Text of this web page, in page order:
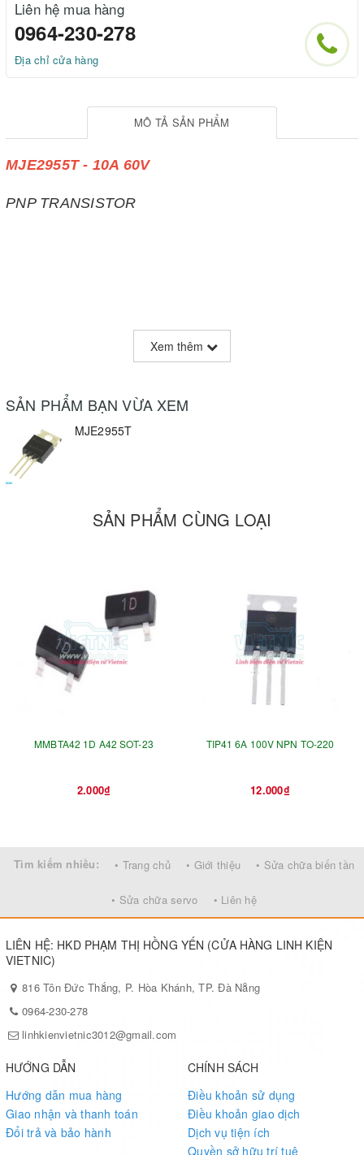
Liên hệ mua hàng
0964-230-278
Địa chỉ cửa hàng
MÔ TẢ SẢN PHẨM
MJE2955T - 10A 60V
PNP TRANSISTOR
Xem thêm
SẢN PHẨM BẠN VỪA XEM
MJE2955T
SẢN PHẨM CÙNG LOẠI
MMBTA42 1D A42 SOT-23
2.000₫
TIP41 6A 100V NPN TO-220
12.000₫
Tìm kiếm nhiều: • Trang chủ • Giới thiệu • Sửa chữa biến tần
• Sửa chữa servo • Liên hệ
LIÊN HỆ: HKD PHẠM THỊ HỒNG YẾN (CỬA HÀNG LINH KIỆN
VIETNIC)
816 Tôn Đức Thắng, P. Hòa Khánh, TP. Đà Nẵng
0964-230-278
linhkienvietnic3012@gmail.com
HƯỚNG DẪN
Hướng dẫn mua hàng
Giao nhận và thanh toán
Đổi trả và bảo hành
CHÍNH SÁCH
Điều khoản sử dụng
Điều khoản giao dịch
Dịch vụ tiện ích
Quyền sở hữu trí tuệ